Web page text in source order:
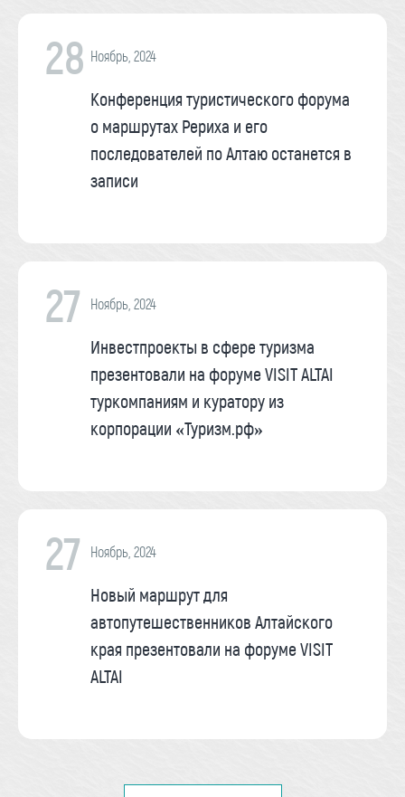
28 Ноябрь, 2024
Конференция туристического форума
о маршрутах Рериха и его
последователей по Алтаю останется в
записи
27 Ноябрь, 2024
Инвестпроекты в сфере туризма
презентовали на форуме VISIT ALTAI
туркомпаниям и куратору из
корпорации «Туризм.рф»
27 Ноябрь, 2024
Новый маршрут для
автопутешественников Алтайского
края презентовали на форуме VISIT
ALTAI